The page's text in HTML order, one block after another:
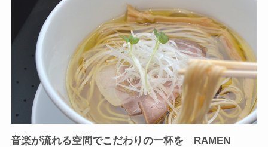
音楽が流れる空間でこだわりの一杯を RAMEN